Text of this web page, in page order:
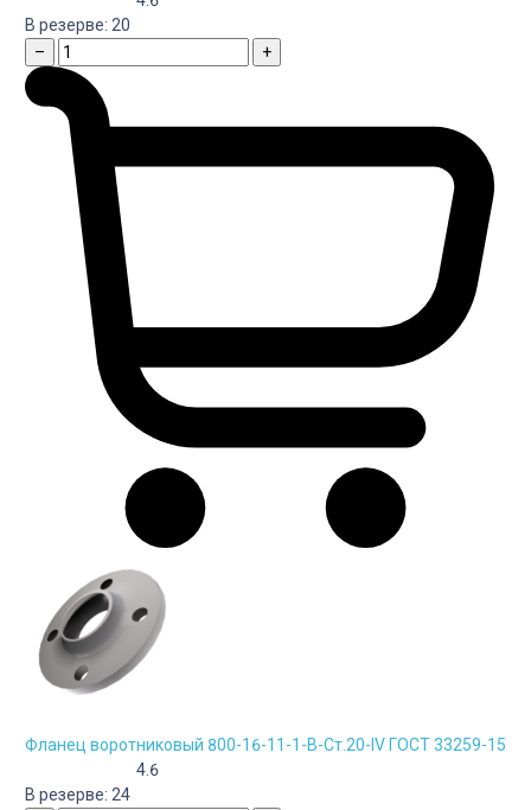
В резерве: 20
–
+
Фланец воротниковый 800-16-11-1-B-Cт.20-IV ГОСТ 33259-15
4.6
В резерве: 24